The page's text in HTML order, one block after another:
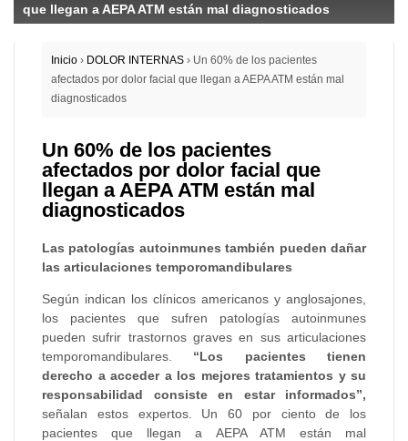
que llegan a AEPA ATM están mal diagnosticados
Inicio › DOLOR INTERNAS › Un 60% de los pacientes
afectados por dolor facial que llegan a AEPA ATM están mal
diagnosticados
Un 60% de los pacientes
afectados por dolor facial que
llegan a AEPA ATM están mal
diagnosticados
Las patologías autoinmunes también pueden dañar
las articulaciones temporomandibulares
Según indican los clínicos americanos y anglosajones,
los pacientes que sufren patologías autoinmunes
pueden sufrir trastornos graves en sus articulaciones
temporomandibulares. “Los pacientes tienen
derecho a acceder a los mejores tratamientos y su
responsabilidad consiste en estar informados”,
señalan estos expertos. Un 60 por ciento de los
pacientes que llegan a AEPA ATM están mal